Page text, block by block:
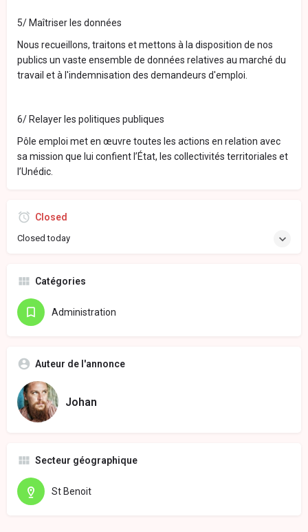
5/ Maîtriser les données
Nous recueillons, traitons et mettons à la disposition de nos
publics un vaste ensemble de données relatives au marché du
travail et à l'indemnisation des demandeurs d'emploi.
6/ Relayer les politiques publiques
Pôle emploi met en œuvre toutes les actions en relation avec
sa mission que lui confient l’État, les collectivités territoriales et
l’Unédic.
Closed
Closed today
Catégories
Administration
Auteur de l'annonce
Johan
Secteur géographique
St Benoit